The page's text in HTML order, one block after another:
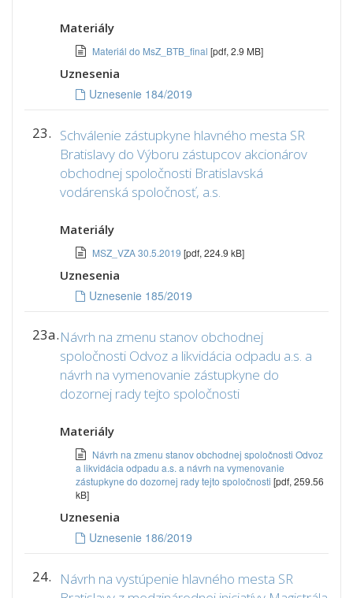
Materiály
Materiál do MsZ_BTB_final [pdf, 2.9 MB]
Uznesenia
Uznesenie 184/2019
23. Schválenie zástupkyne hlavného mesta SR
Bratislavy do Výboru zástupcov akcionárov
obchodnej spoločnosti Bratislavská
vodárenská spoločnosť, a.s.
Materiály
MSZ_VZA 30.5.2019 [pdf, 224.9 kB]
Uznesenia
Uznesenie 185/2019
23a.Návrh na zmenu stanov obchodnej
spoločnosti Odvoz a likvidácia odpadu a.s. a
návrh na vymenovanie zástupkyne do
dozornej rady tejto spoločnosti
Materiály
Návrh na zmenu stanov obchodnej spoločnosti Odvoz
a likvidácia odpadu a.s. a návrh na vymenovanie
zástupkyne do dozornej rady tejto spoločnosti [pdf, 259.56
kB]
Uznesenia
Uznesenie 186/2019
24.
Návrh na vystúpenie hlavného mesta SR